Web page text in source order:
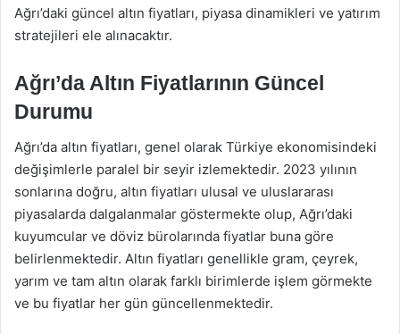
Ağrı’daki güncel altın fiyatları, piyasa dinamikleri ve yatırım
stratejileri ele alınacaktır.
Ağrı’da Altın Fiyatlarının Güncel
Durumu
Ağrı’da altın fiyatları, genel olarak Türkiye ekonomisindeki
değişimlerle paralel bir seyir izlemektedir. 2023 yılının
sonlarına doğru, altın fiyatları ulusal ve uluslararası
piyasalarda dalgalanmalar göstermekte olup, Ağrı’daki
kuyumcular ve döviz bürolarında fiyatlar buna göre
belirlenmektedir. Altın fiyatları genellikle gram, çeyrek,
yarım ve tam altın olarak farklı birimlerde işlem görmekte
ve bu fiyatlar her gün güncellenmektedir.